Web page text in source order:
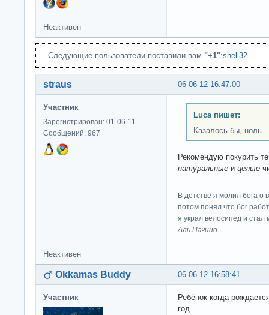
Неактивен
Следующие пользователи поставили вам "+1":shell32
06-06-12 16:47:00
straus
Участник
Зарегистрирован: 01-06-11
Сообщений: 967
Luca пишет:
Казалось бы, ноль -
Рекомендую покурить
натуральные и целые
В детстве я молил бога о
потом понял что бог
я украл велосипед и стал
Аль Пачино
Неактивен
06-06-12 16:58:41
Okkamas Buddy
Участник
Ребёнок когда
год.